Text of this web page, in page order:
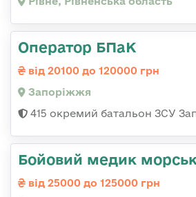
Оператор БПаК
від 20100 до 120000 грн
Запоріжжя
415 окремий батальон ЗСУ
Бойовий медик
від 25000 до 125000 грн